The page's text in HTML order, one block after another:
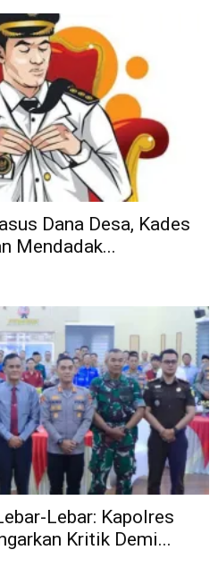
Dana Desa, Kades
Mendadak...
Lebar: Kapolres
Kritik Demi...